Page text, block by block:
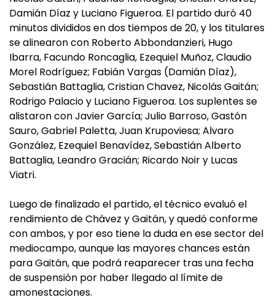
Damián Díaz y Luciano Figueroa. El partido duró 40
minutos divididos en dos tiempos de 20, y los titulares
se alinearon con Roberto Abbondanzieri, Hugo
Ibarra, Facundo Roncaglia, Ezequiel Muñoz, Claudio
Morel Rodríguez; Fabián Vargas (Damián Díaz),
Sebastián Battaglia, Cristian Chavez, Nicolás Gaitán;
Rodrigo Palacio y Luciano Figueroa. Los suplentes se
alistaron con Javier García; Julio Barroso, Gastón
Sauro, Gabriel Paletta, Juan Krupoviesa; Alvaro
González, Ezequiel Benavídez, Sebastián Alberto
Battaglia, Leandro Gracián; Ricardo Noir y Lucas
Viatri.
Luego de finalizado el partido, el técnico evaluó el
rendimiento de Chávez y Gaitán, y quedó conforme
con ambos, y por eso tiene la duda en ese sector del
mediocampo, aunque las mayores chances están
para Gaitán, que podrá reaparecer tras una fecha
de suspensión por haber llegado al límite de
amonestaciones.